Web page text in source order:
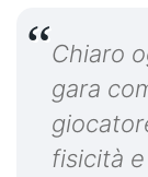
Chiaro
gara
fisicità